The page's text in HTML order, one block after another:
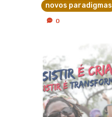
novos paradigmas
0